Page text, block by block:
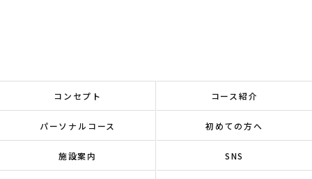
コンセプト コース紹介
パーソナルコース 初めての方へ
施設案内 SNS